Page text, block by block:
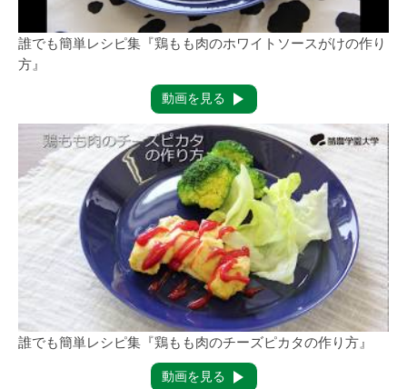
誰でも簡単レシピ集『鶏もも肉のホワイトソースがけの作り
方』
動画を見る
誰でも簡単レシピ集『鶏もも肉のチーズピカタの作り方』
動画を見る